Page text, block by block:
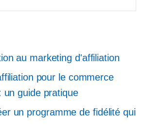
au marketing d'affiliation
pour le commerce
un guide pratique
un programme de fidélité qui